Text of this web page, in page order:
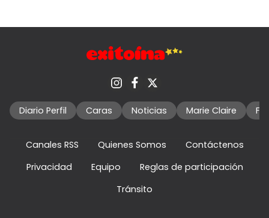
Diario Perfil Caras Noticias Marie Claire
Canales RSS Quienes Somos
Contáctenos
Privacidad
Equipo
Reglas de participación
Tránsito